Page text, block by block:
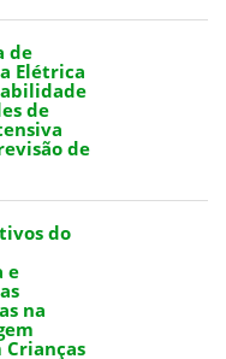
de
Elétrica
de
de
do
e
na
Crianças